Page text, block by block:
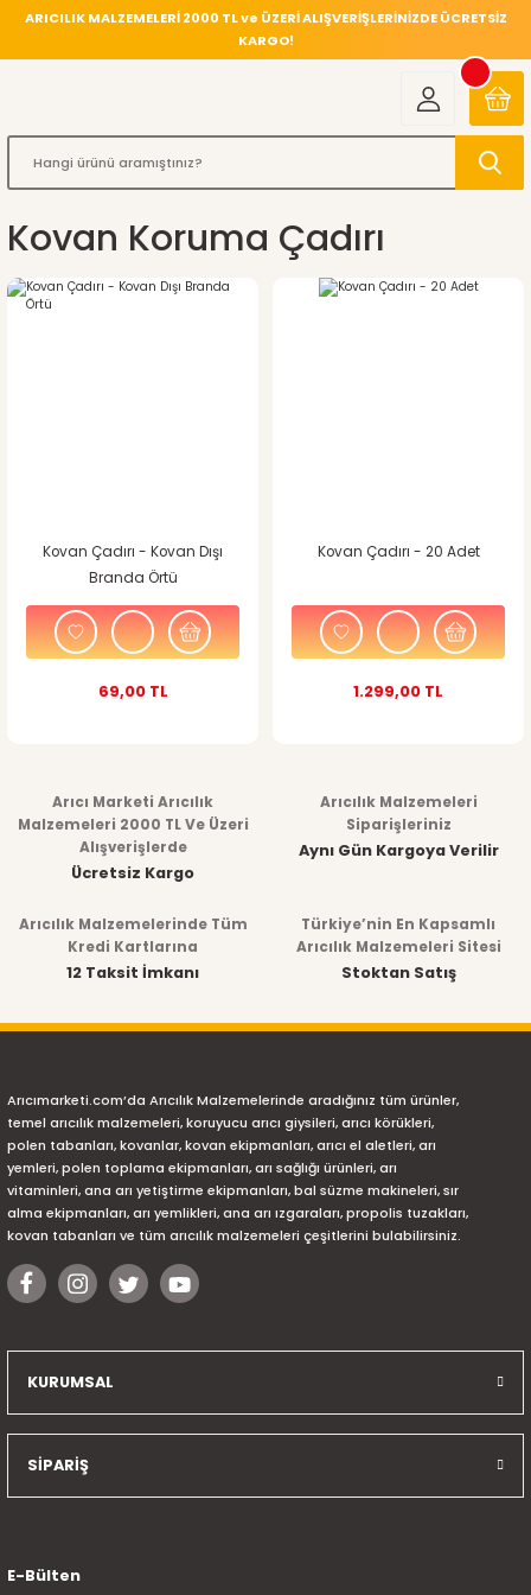
ARICILIK MALZEMELERİ 2000 TL ve ÜZERİ ALIŞVERİŞLERİNİZDE ÜCRETSİZ
KARGO!
Kovan Koruma Çadırı
Kovan Çadırı - Kovan Dışı
Branda Örtü
69,00 TL
Kovan Çadırı - 20 Adet
1.299,00 TL
Arıcı Marketi Arıcılık
Malzemeleri 2000 TL Ve Üzeri
Alışverişlerde
Ücretsiz Kargo
Arıcılık Malzemeleri
Siparişleriniz
Aynı Gün Kargoya Verilir
Arıcılık Malzemelerinde Tüm
Kredi Kartlarına
12 Taksit İmkanı
Türkiye’nin En Kapsamlı
Arıcılık Malzemeleri Sitesi
Stoktan Satış
Arıcımarketi.com’da Arıcılık Malzemelerinde aradığınız tüm ürünler,
temel arıcılık malzemeleri, koruyucu arıcı giysileri, arıcı körükleri,
polen tabanları, kovanlar, kovan ekipmanları, arıcı el aletleri, arı
yemleri, polen toplama ekipmanları, arı sağlığı ürünleri, arı
vitaminleri, ana arı yetiştirme ekipmanları, bal süzme makineleri, sır
alma ekipmanları, arı yemlikleri, ana arı ızgaraları, propolis tuzakları,
kovan tabanları ve tüm arıcılık malzemeleri çeşitlerini bulabilirsiniz.
KURUMSAL
SİPARİŞ
E-Bülten